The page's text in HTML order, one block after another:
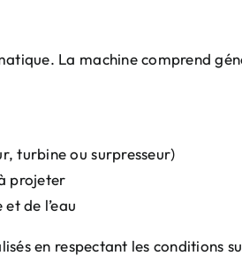
La machine comprend
turbine ou surpresseur)
projeter
de l’eau
en respectant les conditions